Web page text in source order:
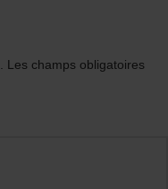
Les champs obligatoires